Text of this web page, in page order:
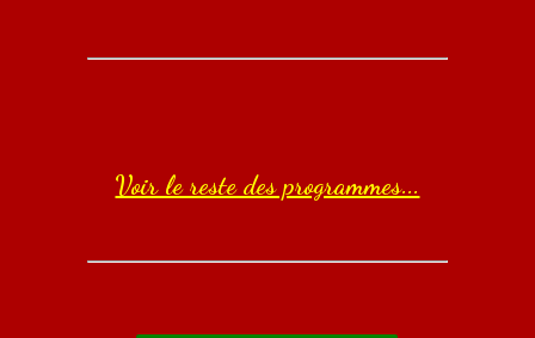
Voir le reste des programmes...